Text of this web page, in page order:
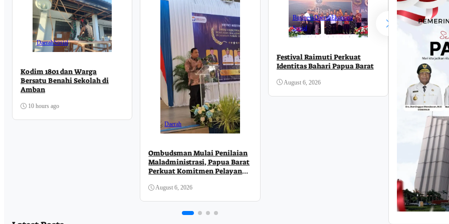
DaerahSosial
Kodim 1801 dan Warga
Bersatu Benahi Sekolah di
Amban
10 hours ago
Daerah
Ombudsman Mulai Penilaian
Maladministrasi, Papua Barat
Perkuat Komitmen Pelayanan
August 6, 2026
BusinessDaerahEkonomi
Sosial
Festival Raimuti Perkuat
Identitas Bahari Papua Barat
August 6, 2026
Daerah
Papua Barat
Dasar,
Penerapan
Penguatan
August 5, 2026